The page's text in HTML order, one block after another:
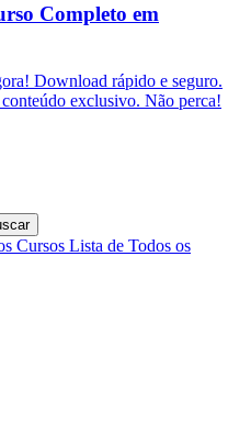
Completo em
Download rápido e seguro.
exclusivo. Não perca!
Cursos Lista de Todos os